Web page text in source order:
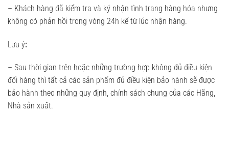
– Khách hàng đã kiểm tra và ký nhận tình trạng hàng hóa nhưng
không có phản hồi trong vòng 24h kể từ lúc nhận hàng.
Lưu ý:
– Sau thời gian trên hoặc những trường hợp không đủ điều kiện
đổi hàng thì tất cả các sản phẩm đủ điều kiện bảo hành sẽ được
bảo hành theo những quy định, chính sách chung của các Hãng,
Nhà sản xuất.